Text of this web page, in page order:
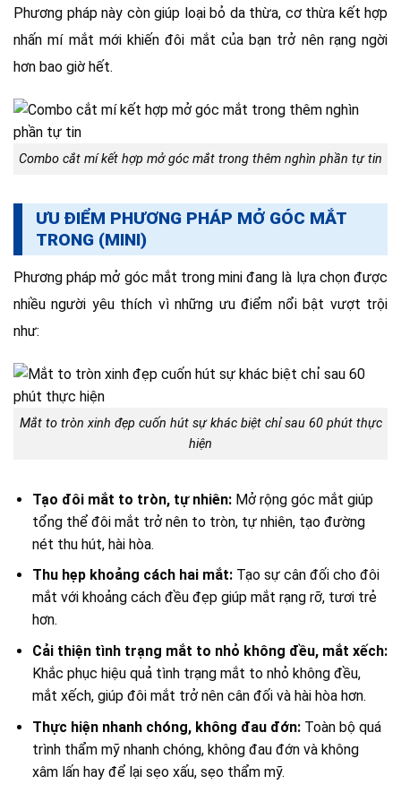
Phương pháp này còn giúp loại bỏ da thừa, cơ thừa kết hợp
nhấn mí mắt mới khiến đôi mắt của bạn trở nên rạng ngời
hơn bao giờ hết.
Combo cắt mí kết hợp mở góc mắt trong thêm nghìn phần tự tin
ƯU ĐIỂM PHƯƠNG PHÁP MỞ GÓC MẮT
TRONG (MINI)
Phương pháp mở góc mắt trong mini đang là lựa chọn được
nhiều người yêu thích vì những ưu điểm nổi bật vượt trội
như:
Mắt to tròn xinh đẹp cuốn hút sự khác biệt chỉ sau 60 phút thực
hiện
Tạo đôi mắt to tròn, tự nhiên:Mở rộng góc mắt giúp
tổng thể đôi mắt trở nên to tròn, tự nhiên, tạo đường
nét thu hút, hài hòa.
Thu hẹp khoảng cách hai mắt:Tạo sự cân đối cho đôi
mắt với khoảng cách đều đẹp giúp mắt rạng rỡ, tươi trẻ
hơn.
Cải thiện tình trạng mắt to nhỏ không đều, mắt xếch:
Khắc phục hiệu quả tình trạng mắt to nhỏ không đều,
mắt xếch, giúp đôi mắt trở nên cân đối và hài hòa hơn.
Thực hiện nhanh chóng, không đau đớn:Toàn bộ quá
trình thẩm mỹ nhanh chóng, không đau đớn và không
xâm lấn hay để lại sẹo xấu, sẹo thẩm mỹ.